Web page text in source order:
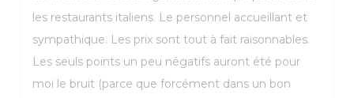
les restaurants italiens. Le personnel accueillant et
sympathique. Les prix sont tout à fait raisonnables.
Les seuls points un peu négatifs auront été pour
moi le bruit (parce que forcément dans un bon